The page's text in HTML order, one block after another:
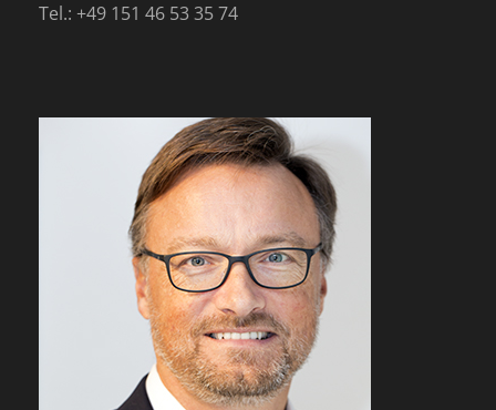
Tel.: +49 151 46 53 35 74